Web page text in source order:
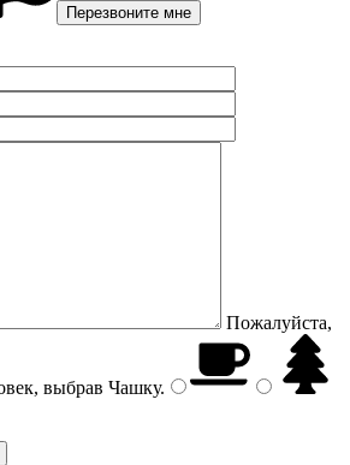
Пожалуйста,
выбрав Чашку.